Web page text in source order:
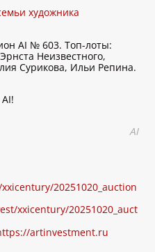
художника
AI № 603. Топ-лоты:
Неизвестного,
Сурикова, Ильи Репина.
AI
20251020_auction
xxicentury/20251020_auct
artinvestment.ru